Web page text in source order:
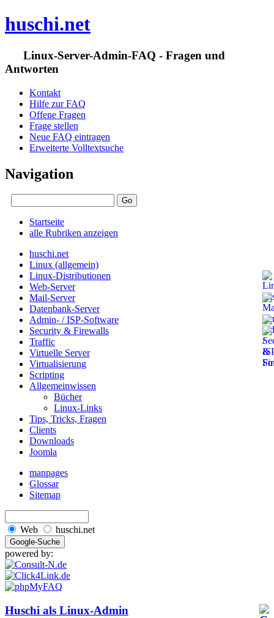
huschi.net
Linux-Server-Admin-FAQ - Fragen und
Antworten
Kontakt
Hilfe zur FAQ
Offene Fragen
Frage stellen
Neue FAQ eintragen
Erweiterte Volltextsuche
Navigation
Startseite
alle Rubriken anzeigen
huschi.net
Linux (allgemein)
Linux-Distributionen
Web-Server
Mail-Server
Datenbank-Server
Admin- / ISP-Software
Security & Firewalls
Traffic
Virtuelle Server
Virtualisierung
Scripting
Allgemeinwissen
Bücher
Linux-Links
Tips, Tricks, Fragen
Clients
Downloads
Joomla
manpages
Glossar
Sitemap
Web huschi.net
powered by:
Huschi als Linux-Admin